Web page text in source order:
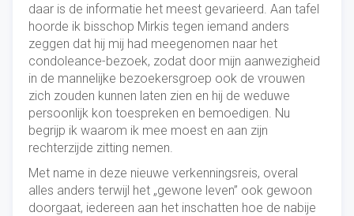
daar is de informatie het meest gevarieerd. Aan tafel
hoorde ik bisschop Mirkis tegen iemand anders
zeggen dat hij mij had meegenomen naar het
condoleance-bezoek, zodat door mijn aanwezigheid
in de mannelijke bezoekersgroep ook de vrouwen
zich zouden kunnen laten zien en hij de weduwe
persoonlijk kon toespreken en bemoedigen. Nu
begrijp ik waarom ik mee moest en aan zijn
rechterzijde zitting nemen.
Met name in deze nieuwe verkenningsreis, overal
alles anders terwijl het „gewone leven” ook gewoon
doorgaat, iedereen aan het inschatten hoe de nabije